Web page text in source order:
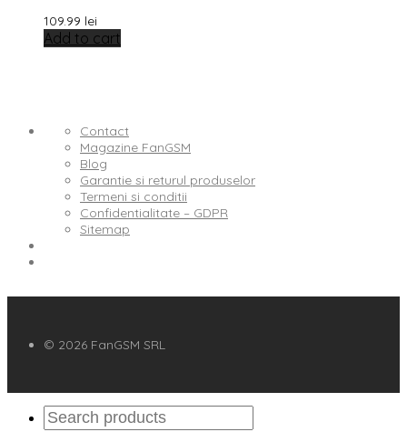
109.99 lei
Add to cart
Contact
Magazine FanGSM
Blog
Garantie si returul produselor
Termeni si conditii
Confidentialitate – GDPR
Sitemap
© 2026 FanGSM SRL